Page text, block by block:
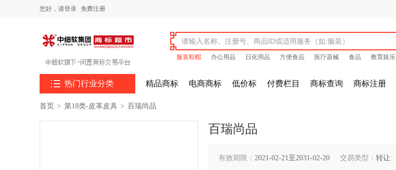
您好， 请登录 免费注册
服装鞋帽 办公用品 日化用品 方便食品 医疗器械 食品 教育娱乐
 热门行业分类 精品商标 电商商标 低价标 付费栏目 商标查询 商标注册
首页 > 第18类-皮革皮具 > 百瑞尚品
百瑞尚品
有效期限： 2021-02-21至2031-02-20 交易类型： 转让